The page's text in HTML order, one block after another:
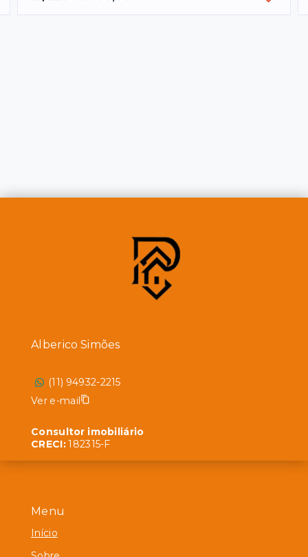
Menu
Início
Alberico Simões
(11) 94932-2215
Ver e-mail
Consultor imobiliário
CRECI:182315-F